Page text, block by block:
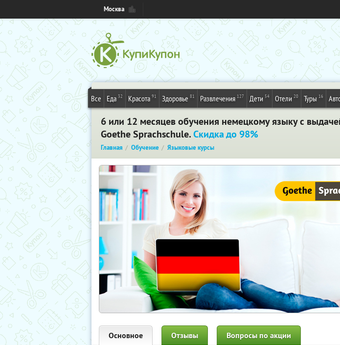
Москва
Все Еда 32 Красота 91 Здоровье 81 Развлечения 127 Дети 54 Отели 20 Туры 16
6 или 12 месяцев обучения немецкому языку с
Goethe Sprachschule.Скидка до 98%
Главная Обучение Языковые курсы
Основное Отзывы Вопросы по акции